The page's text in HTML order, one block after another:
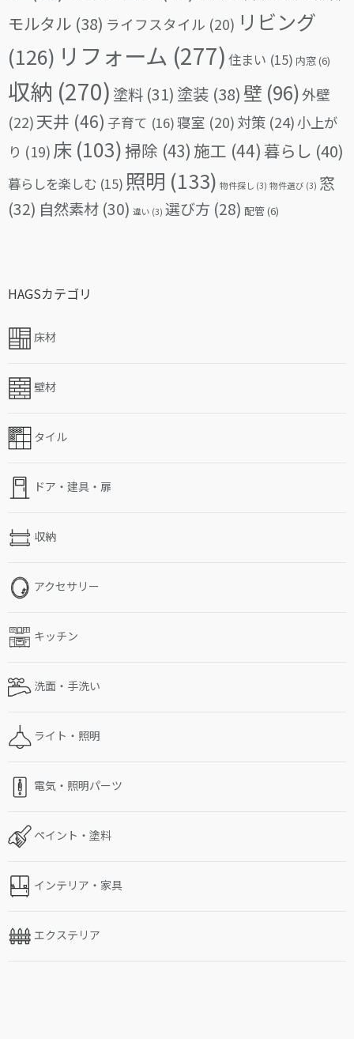
モルタル (38) ライフスタイル (20) リビング
(126) リフォーム (277) 住まい (15) 内窓(6)
収納 (270) 塗料 (31) 塗装 (38) 壁 (96)外壁
(22)天井 (46) 子育て (16)寝室 (20) 対策 (24)小上が
り (19) 床 (103)掃除 (43) 施工 (44) 暮らし (40)
暮らしを楽しむ (15) 照明 (133) 物件探し (3) 物件選び (3) 窓
(32) 自然素材 (30) 違い (3) 選び方 (28) 配管(6)
HAGSカテゴリ
床材
壁材
タイル
ドア・建具・扉
収納
アクセサリー
キッチン
洗面・手洗い
ライト・照明
電気・照明パーツ
ペイント・塗料
インテリア・家具
エクステリア